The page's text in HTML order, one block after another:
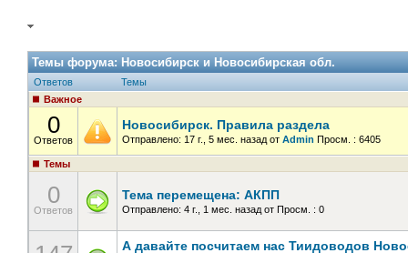
Темы форума:Новосибирск и Новосибирская обл.
Ответов
Темы
Важное
0
Ответов
Новосибирск. Правила раздела
Отправлено: 17 г., 5 мес. назад от Admin Просм. : 6405
Темы
0
Ответов
Тема перемещена: АКПП
Отправлено: 4 г., 1 мес. назад от Просм. : 0
А давайте посчитаем нас Тиидоводов